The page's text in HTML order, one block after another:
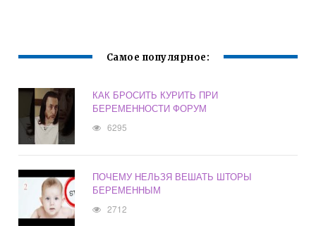
НАСТОРОЖИТЬ
Самое популярное:
КАК БРОСИТЬ КУРИТЬ ПРИ
БЕРЕМЕННОСТИ ФОРУМ
6295
ПОЧЕМУ НЕЛЬЗЯ ВЕШАТЬ ШТОРЫ
БЕРЕМЕННЫМ
2712